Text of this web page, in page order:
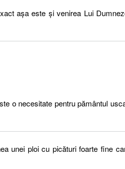
așa este și venirea Lui
o necesitate pentru pământul
unei ploi cu picături foarte fine